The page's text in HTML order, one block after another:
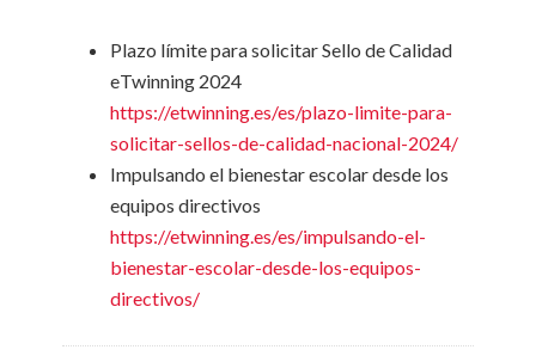
Plazo límite para solicitar Sello de Calidad
eTwinning 2024
https://etwinning.es/es/plazo-limite-para-
solicitar-sellos-de-calidad-nacional-2024/
Impulsando el bienestar escolar desde los
equipos directivos
https://etwinning.es/es/impulsando-el-
bienestar-escolar-desde-los-equipos-
directivos/